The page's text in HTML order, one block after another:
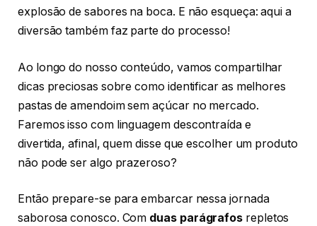
explosão de sabores na boca. E não esqueça: aqui a
diversão também faz parte do processo!
Ao longo do nosso conteúdo, vamos compartilhar
dicas preciosas sobre como identificar as melhores
pastas de amendoim sem açúcar no mercado.
Faremos isso com linguagem descontraída e
divertida, afinal, quem disse que escolher um produto
não pode ser algo prazeroso?
Então prepare-se para embarcar nessa jornada
saborosa conosco. Com duas parágrafos repletos